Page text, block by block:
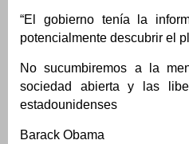
“El gobierno tenía la
potencialmente descubrir el
No sucumbiremos a la
sociedad abierta y las
estadounidenses
Barack Obama